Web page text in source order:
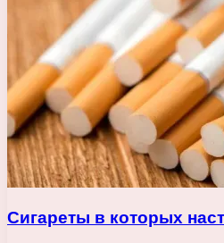
Сигареты в которых